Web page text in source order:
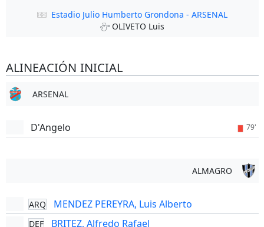
Estadio Julio Humberto Grondona - ARSENAL
OLIVETO Luis
ALINEACIÓN INICIAL
ARSENAL
D'Angelo 79'
ALMAGRO
ARQ MENDEZ PEREYRA, Luis Alberto
DEF BRITEZ, Alfredo Rafael